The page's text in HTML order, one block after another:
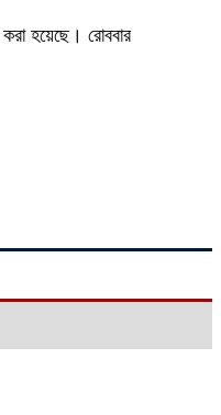
হয়েছে। রোববার